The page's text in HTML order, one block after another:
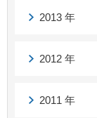
2013 年
2012 年
2011 年